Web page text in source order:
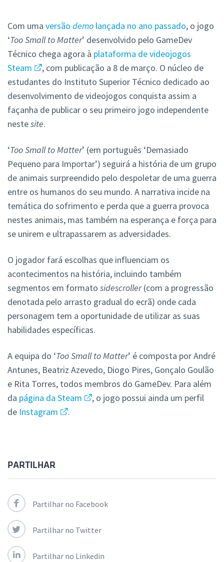
Com uma versão demo lançada no ano passado, o jogo
‘Too Small to Matter’ desenvolvido pelo GameDev
Técnico chega agora à plataforma de videojogos
Steam
, com publicação a 8 de março. O núcleo de
estudantes do Instituto Superior Técnico dedicado ao
desenvolvimento de videojogos conquista assim a
façanha de publicar o seu primeiro jogo independente
nestesite.
‘Too Small to Matter’ (em português ‘Demasiado
Pequeno para Importar’) seguirá a história de um grupo
de animais surpreendido pelo despoletar de uma guerra
entre os humanos do seu mundo. A narrativa incide na
temática do sofrimento e perda que a guerra provoca
nestes animais, mas também na esperança e força para
se unirem e ultrapassarem as adversidades.
O jogador fará escolhas que influenciam os
acontecimentos na história, incluindo também
segmentos em formato sidescroller(com a progressão
denotada pelo arrasto gradual do ecrã) onde cada
personagem tem a oportunidade de utilizar as suas
habilidades específicas.
A equipa do ‘Too Small to Matter’ é composta por André
Antunes, Beatriz Azevedo, Diogo Pires, Gonçalo Goulão
e Rita Torres, todos membros do GameDev. Para além
da página da Steam
, o jogo possui ainda um perfil
de Instagram .
PARTILHAR
Partilhar no Facebook
Partilhar no Twitter
Partilhar no Linkedin